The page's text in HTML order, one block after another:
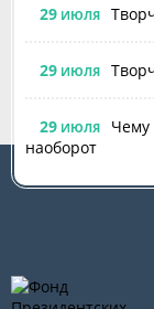
29 ИЮЛЯ
29 ИЮЛЯ
29 ИЮЛЯ
Чему
наоборот